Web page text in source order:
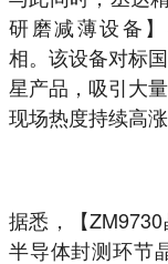
研磨减薄设备
相。该设备对标
星产品，吸引大
现场热度持续高涨
据悉，【
半导体封测环节